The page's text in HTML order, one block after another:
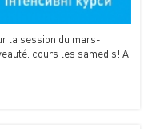
la session du mars-
cours les samedis! A